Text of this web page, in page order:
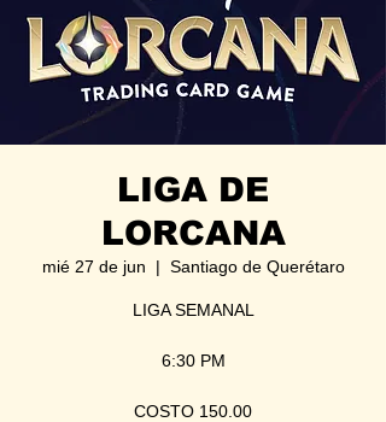
LIGA DE
LORCANA
mié 27 de jun
  |
Santiago de Querétaro
LIGA SEMANAL
6:30 PM
COSTO 150.00